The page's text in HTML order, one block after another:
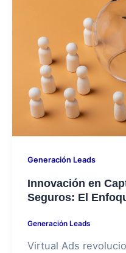
Generación Leads
Innovación en
Seguros: El
Generación Leads
Virtual Ads